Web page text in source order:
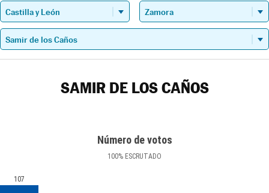
SAMIR DE LOS CAÑOS
Número de votos
100% ESCRUTADO
107